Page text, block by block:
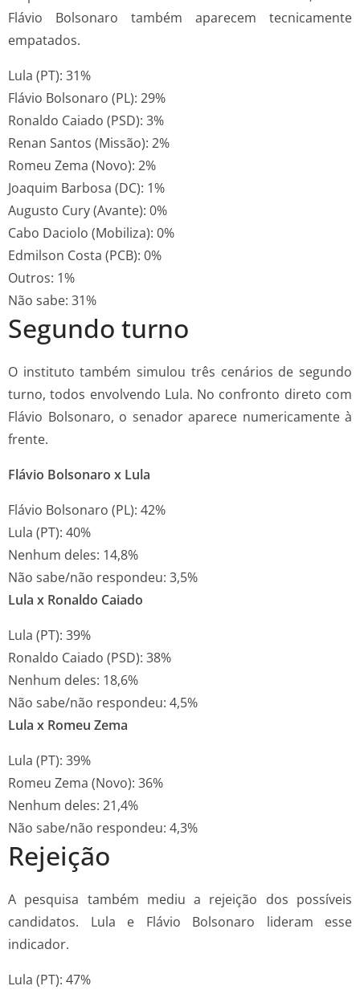
Flávio Bolsonaro também aparecem tecnicamente
empatados.
Lula (PT): 31%
Flávio Bolsonaro (PL): 29%
Ronaldo Caiado (PSD): 3%
Renan Santos (Missão): 2%
Romeu Zema (Novo): 2%
Joaquim Barbosa (DC): 1%
Augusto Cury (Avante): 0%
Cabo Daciolo (Mobiliza): 0%
Edmilson Costa (PCB): 0%
Outros: 1%
Não sabe: 31%
Segundo turno
O instituto também simulou três cenários de segundo
turno, todos envolvendo Lula. No confronto direto com
Flávio Bolsonaro, o senador aparece numericamente à
frente.
Flávio Bolsonaro x Lula
Flávio Bolsonaro (PL): 42%
Lula (PT): 40%
Nenhum deles: 14,8%
Não sabe/não respondeu: 3,5%
Lula x Ronaldo Caiado
Lula (PT): 39%
Ronaldo Caiado (PSD): 38%
Nenhum deles: 18,6%
Não sabe/não respondeu: 4,5%
Lula x Romeu Zema
Lula (PT): 39%
Romeu Zema (Novo): 36%
Nenhum deles: 21,4%
Não sabe/não respondeu: 4,3%
Rejeição
A pesquisa também mediu a rejeição dos possíveis
candidatos. Lula e Flávio Bolsonaro lideram esse
indicador.
Lula (PT): 47%